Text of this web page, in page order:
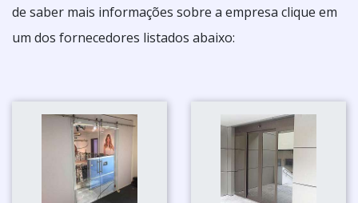
de saber mais informações sobre a empresa clique em
um dos fornecedores listados abaixo: